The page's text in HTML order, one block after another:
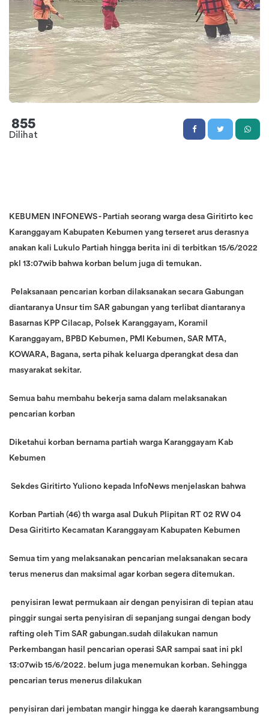
855
Dilihat
KEBUMEN INFONEWS - Partiah seorang warga desa Giritirto kec
Karanggayam Kabupaten Kebumen yang terseret arus derasnya
anakan kali Lukulo Partiah hingga berita ini di terbitkan 15/6/2022
pkl 13:07wib bahwa korban belum juga di temukan.
Pelaksanaan pencarian korban dilaksanakan secara Gabungan
diantaranya Unsur tim SAR gabungan yang terlibat diantaranya
Basarnas KPP Cilacap, Polsek Karanggayam, Koramil
Karanggayam, BPBD Kebumen, PMI Kebumen, SAR MTA,
KOWARA, Bagana, serta pihak keluarga dperangkat desa dan
masyarakat sekitar.
Semua bahu membahu bekerja sama dalam melaksanakan
pencarian korban
Diketahui korban bernama partiah warga Karanggayam Kab
Kebumen
Sekdes Giritirto Yuliono kepada InfoNews menjelaskan bahwa
Korban Partiah (46) th warga asal Dukuh Plipitan RT 02 RW 04
Desa Giritirto Kecamatan Karanggayam Kabupaten Kebumen
Semua tim yang melaksanakan pencarian melaksanakan secara
terus menerus dan maksimal agar korban segera ditemukan.
penyisiran lewat permukaan air dengan penyisiran di tepian atau
pinggir sungai serta penyisiran di sepanjang sungai dengan body
rafting oleh Tim SAR gabungan.sudah dilakukan namun
Perkembangan hasil pencarian operasi SAR sampai saat ini pkl
13:07wib 15/6/2022. belum juga menemukan korban. Sehingga
pencarian terus menerus dilakukan
penyisiran dari jembatan mangir hingga ke daerah karangsambung